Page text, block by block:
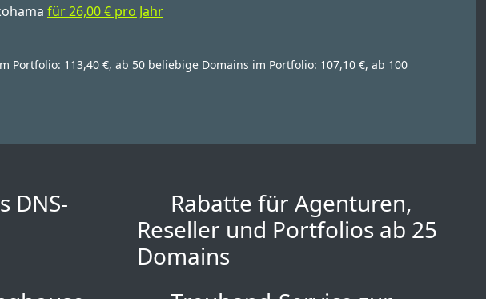
für 26,00 € pro Jahr
113,40 €, ab 50 beliebige Domains im Portfolio: 107,10 €, ab 100
DNS-
Rabatte für Agenturen,
Reseller und Portfolios ab 25
Domains